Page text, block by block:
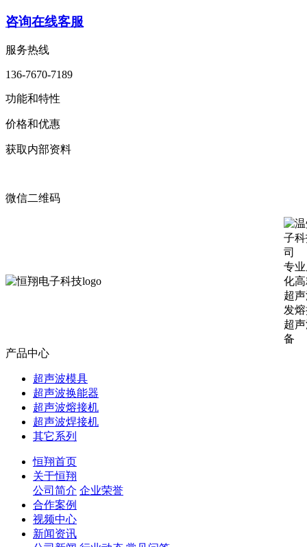
咨询在线客服
服务热线
136-7670-7189
功能和特性
价格和优惠
获取内部资料
微信二维码
专
化
超
发
超
备
产品中心
超声波模具
超声波换能器
超声波熔接机
超声波焊接机
其它系列
恒翔首页
关于恒翔
公司简介 企业荣誉
合作案例
视频中心
新闻资讯